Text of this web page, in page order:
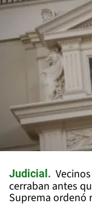
Judicial
cerraban antes
Suprema ordenó